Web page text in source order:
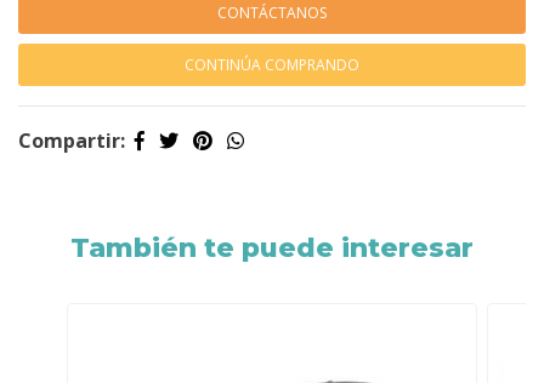
CONTÁCTANOS
CONTINÚA COMPRANDO
Compartir:
También te puede interesar